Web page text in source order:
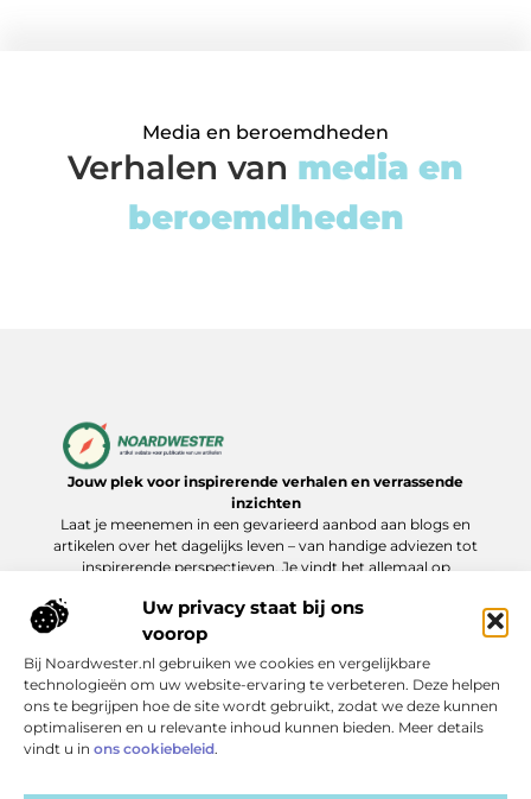
Uw privacy staat bij ons
voorop
Bij Noardwester.nl gebruiken we cookies en vergelijkbare
technologieën om uw website-ervaring te verbeteren. Deze helpen
ons te begrijpen hoe de site wordt gebruikt, zodat we deze kunnen
optimaliseren en u relevante inhoud kunnen bieden. Meer details
vindt u in ons cookiebeleid.
Media en beroemdheden
Verhalen van media en
beroemdheden
Jouw plek voor inspirerende verhalen en verrassende
inzichten
Laat je meenemen in een gevarieerd aanbod aan blogs en
artikelen over het dagelijks leven – van handige adviezen tot
inspirerende perspectieven. Je vindt het allemaal op
Onze informatie
Bericht categorie